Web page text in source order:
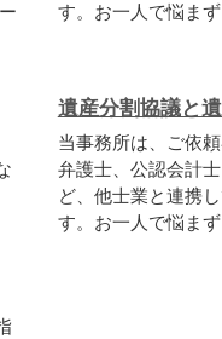
す。お一人で悩ま
遺産分割協議と
当事務所は、ご依
弁護士、公認会計
ど、他士業と連携
す。お一人で悩ま